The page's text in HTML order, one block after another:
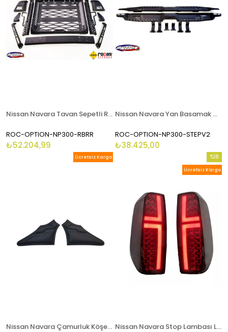
Nissan Navara Tavan Sepetli Roll Bar Optıon Marka 2016-2021
ROC-OPTION-NP300-RBRR
₺52.204,99
Nissan Navara Yan Basamak Optıon Marka 2016-2021
ROC-OPTION-NP300-STEPV2
₺38.425,00
Nissan Navara Çamurluk Köşe Kaplama Sağ Ve Sol Siyah 2015 2019
Ücretsiz Kargo
Nissan Navara Stop Lambası Ledli 2006 - 2014
%18
İndirim
Ücretsiz Kargo